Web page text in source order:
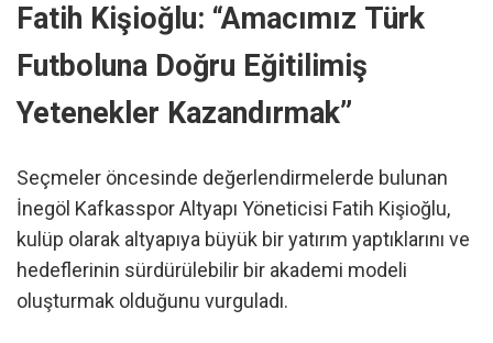
Fatih Kişioğlu: “Amacımız Türk
Futboluna Doğru Eğitilimiş
Yetenekler Kazandırmak”
Seçmeler öncesinde değerlendirmelerde bulunan
İnegöl Kafkasspor Altyapı Yöneticisi Fatih Kişioğlu,
kulüp olarak altyapıya büyük bir yatırım yaptıklarını ve
hedeflerinin sürdürülebilir bir akademi modeli
oluşturmak olduğunu vurguladı.